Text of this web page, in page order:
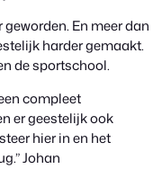
En meer dan
harder gemaakt.
de sportschool.
compleet
er geestelijk ook
hier in en het
Johan